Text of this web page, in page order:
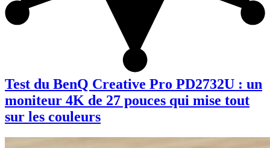
Test du BenQ Creative Pro PD2732U : un
moniteur 4K de 27 pouces qui mise tout
sur les couleurs